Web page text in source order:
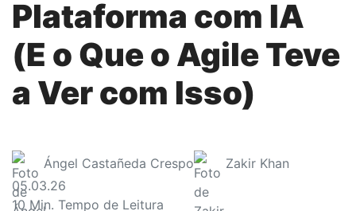
Plataforma com IA
(E o Que o Agile Teve
a Ver com Isso)
Ángel Castañeda Crespo
Zakir Khan
05.03.26
10 Min. Tempo de Leitura